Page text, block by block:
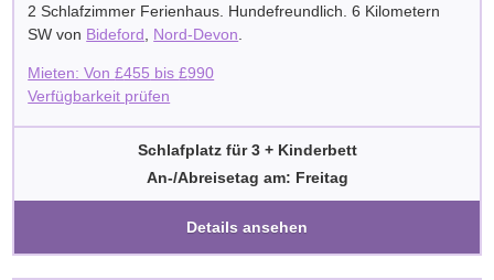
2 Schlafzimmer Ferienhaus. Hundefreundlich. 6 Kilometern
SW von Bideford Nord-Devon
Mieten: Von£455 bis£990
Verfügbarkeit prüfen
Schlafplatz für 3 + Kinderbett
An-/Abreisetag am: Freitag
Details ansehen